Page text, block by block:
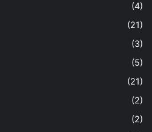
(4)
(21)
(3)
(5)
(21)
(2)
(2)